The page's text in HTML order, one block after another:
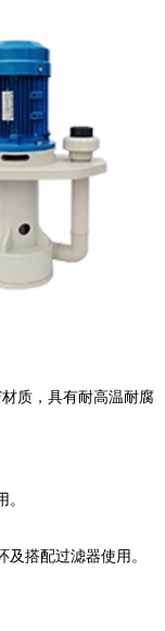
材质，具有耐高温耐腐
搭配过滤器使用。